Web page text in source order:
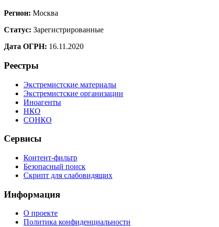
Регион: Москва
Статус: Зарегистрированные
Дата ОГРН: 16.11.2020
Реестры
Экстремистские материалы
Экстремистские организации
Иноагенты
НКО
СОНКО
Сервисы
Контент-фильтр
Безопасный поиск
Скрипт для слабовидящих
Информация
О проекте
Политика конфиденциальности